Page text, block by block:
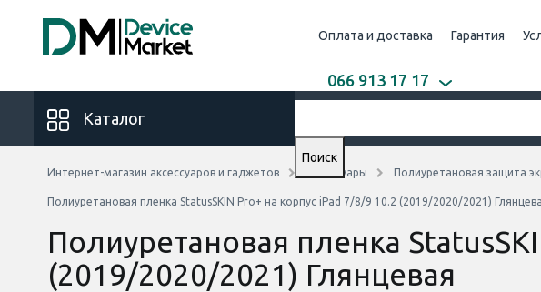
Оплата и доставка Гарантия
066 913 17 17
Каталог
Поиск
Интернет-магазин аксессуаров и гаджетов Аксессуары Полиуретановая защита
Полиуретановая пленка StatusSKIN Pro+ на корпус iPad 7/8/9 10.2 (2019/2020/2021)
Полиуретановая пленка
(2019/2020/2021) Глянцевая